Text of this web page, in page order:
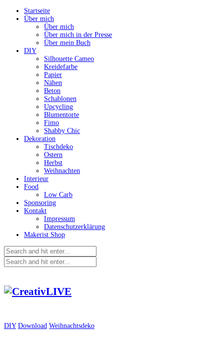
Startseite
Über mich
Über mich
Über mich in der Presse
Über mein Buch
DIY
Silhouette Cameo
Kreidefarbe
Papier
Nähen
Beton
Schablonen
Upcycling
Blumentorte
Fimo
Shabby Chic
Dekoration
Tischdeko
Ostern
Herbst
Weihnachten
Interieur
Food
Low Carb
Sponsoring
Kontakt
Impressum
Datenschutzerklärung
Makerist Shop
DIY Download Weihnachtsdeko